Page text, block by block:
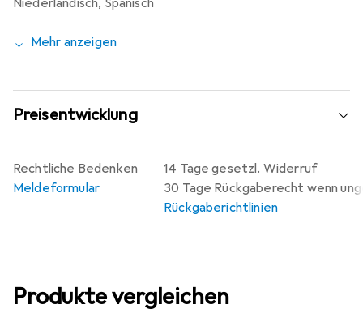
Niederländisch, Spanisch
Mehr anzeigen
Preisentwicklung
14 Tage gesetzl. Widerruf
30 Tage Rückgaberecht wenn
Rückgaberichtlinien
Rechtliche Bedenken
Meldeformular
Produkte vergleichen